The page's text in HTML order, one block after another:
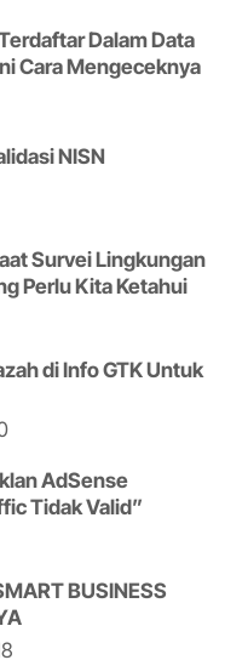
Dalam Data
Cara Mengeceknya
NISN
Survei Lingkungan
Perlu Kita Ketahui
di Info GTK Untuk
AdSense
Tidak Valid”
BUSINESS